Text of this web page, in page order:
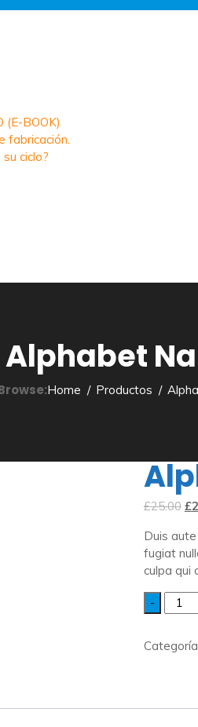
(E-BOOK)
fabricación.
ciclo?
Alphabet
Home Productos
£25.00 El
£
Duis
fugiat
culpa qui
Quantity